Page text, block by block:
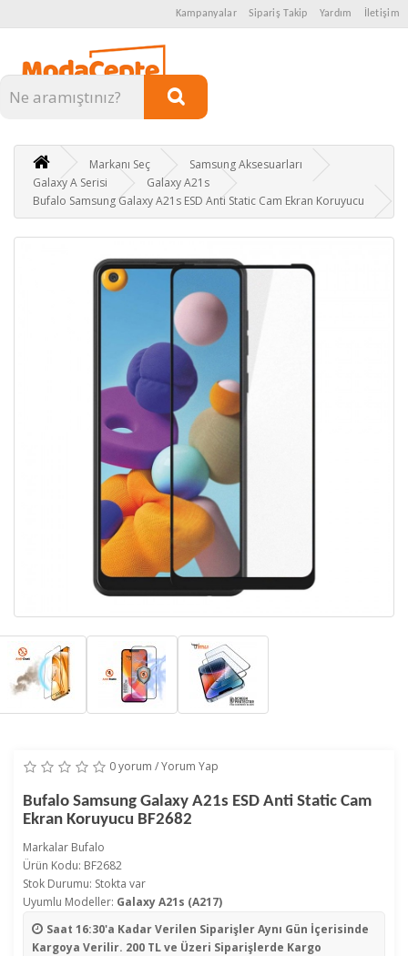
Kampanyalar Sipariş Takip Yardım İletişim
Kategoriler
Markanı Seç
Samsung Aksesuarları
Galaxy A Serisi
Galaxy A21s
Bufalo Samsung Galaxy A21s ESD Anti Static Cam Ekran Koruyucu
0 yorum /Yorum Yap
Bufalo Samsung Galaxy A21s ESD Anti Static Cam
Ekran Koruyucu BF2682
Markalar Bufalo
Ürün Kodu: BF2682
Stok Durumu: Stokta var
Uyumlu Modeller: Galaxy A21s (A217)
Saat 16:30'a Kadar Verilen SiparişlerAynı Gün İçerisinde
Kargoya Verilir. 200 TL ve Üzeri Siparişlerde Kargo